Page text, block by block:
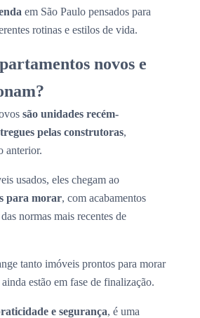
em São Paulo pensados para
rotinas e estilos de vida.
novos e
são unidades recém-
pelas construtoras,
anterior.
usados, eles chegam ao
para morar, com acabamentos
normas mais recentes de
tanto imóveis prontos para morar
estão em fase de finalização.
e segurança, é uma